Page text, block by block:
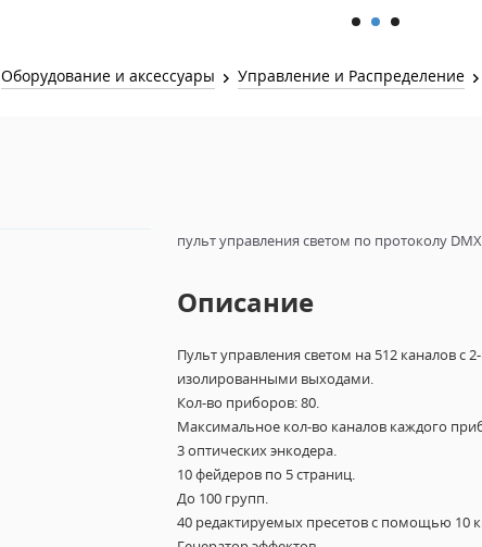
Лампы-фары
Лампы для
Аксессуары
2х
Оборудование и аксессуары Управление и Распределение
пульт управления светом по протоколу
Описание
Пульт управления светом на 512 каналов с
изолированными выходами.
Кол-во приборов: 80.
Максимальное кол-во каналов каждого
3 оптических энкодера.
10 фейдеров по 5 страниц.
До 100 групп.
40 редактируемых пресетов с помощью 10